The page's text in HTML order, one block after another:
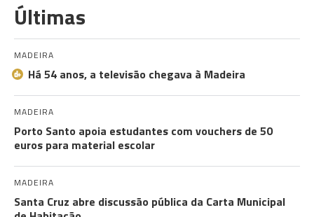
Últimas
MADEIRA
Há 54 anos, a televisão chegava à Madeira
MADEIRA
Porto Santo apoia estudantes com vouchers de 50
euros para material escolar
MADEIRA
Santa Cruz abre discussão pública da Carta Municipal